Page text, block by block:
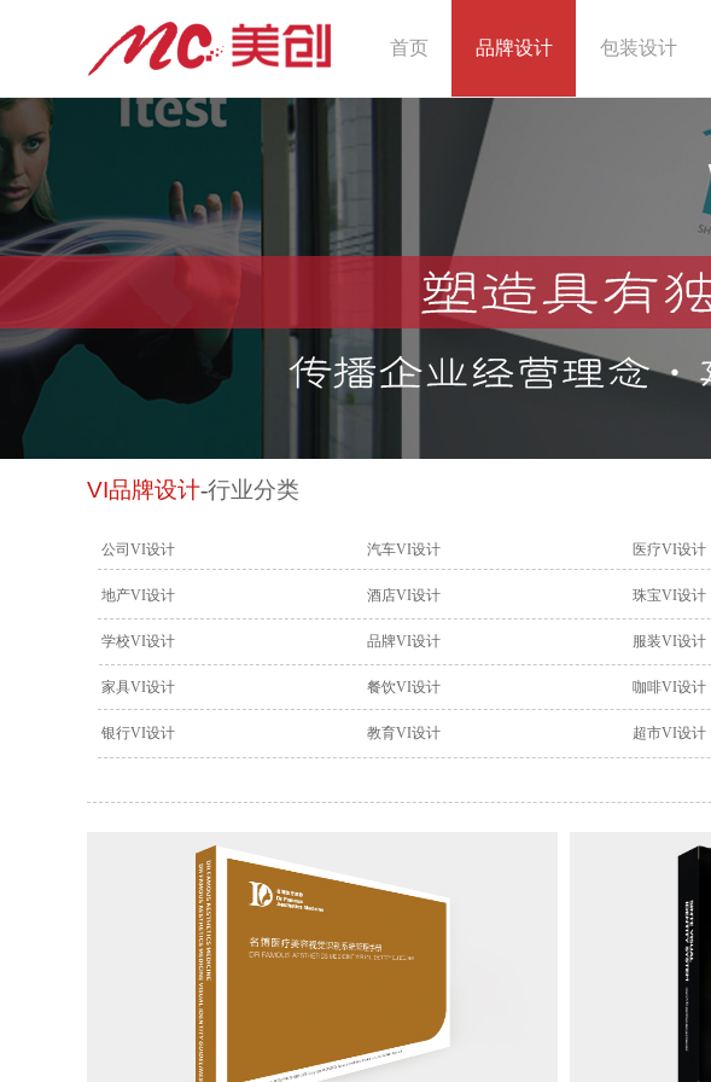
VI品牌设计-行业分类
公司VI设计 汽车VI设计 医疗VI设计
地产VI设计 酒店VI设计 珠宝VI设计
学校VI设计 品牌VI设计 服装VI设计
家具VI设计 餐饮VI设计 咖啡VI设计
银行VI设计 教育VI设计 超市VI设计
首页 品牌设计 包装设计